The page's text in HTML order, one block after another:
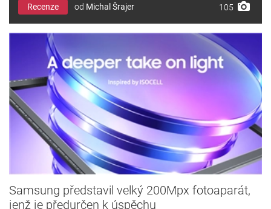
Recenze od Michal Šrajer 105
Samsung představil velký 200Mpx fotoaparát,
jenž je předurčen k úspěchu